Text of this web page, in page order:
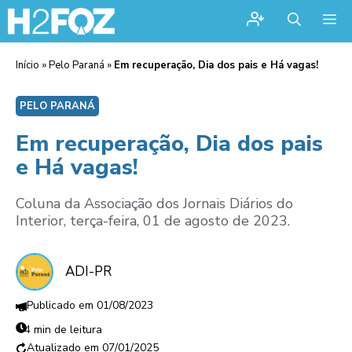
Início »Pelo Paraná » Em recuperação, Dia dos pais e Há vagas!
PELO PARANÁ
Em recuperação, Dia dos pais
e Há vagas!
Coluna da Associação dos Jornais Diários do
Interior, terça-feira, 01 de agosto de 2023.
ADI-PR
01/08/2023
4 min de leitura
07/01/2025